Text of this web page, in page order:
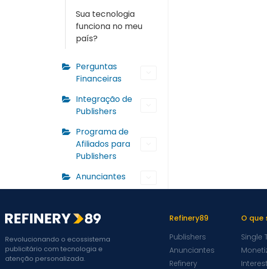
Sua tecnologia
funciona no meu
país?
Perguntas
Financeiras
Integração de
Publishers
Programa de
Afiliados para
Publishers
Anunciantes
Revolucionando o ecossistema
publicitário com tecnologia e
atenção personalizada.
Refinery89
Publishers
Anunciantes
Refinery
O que
Single